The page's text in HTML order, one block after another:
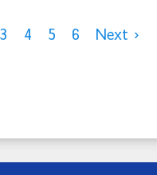
3 4 5 6 Next ›